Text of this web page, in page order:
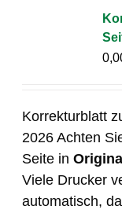
Korrekturblatt
2026 Achten
Seite in
Viele Drucker
automatisch,